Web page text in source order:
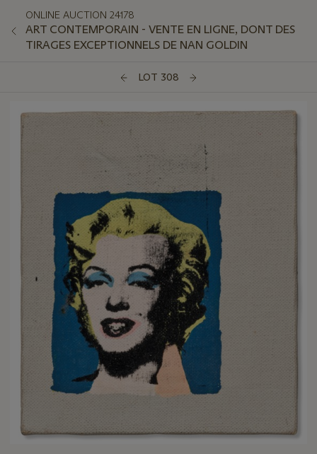
ONLINE AUCTION 24178
ART CONTEMPORAIN - VENTE EN LIGNE, DONT DES
TIRAGES EXCEPTIONNELS DE NAN GOLDIN
LOT 308